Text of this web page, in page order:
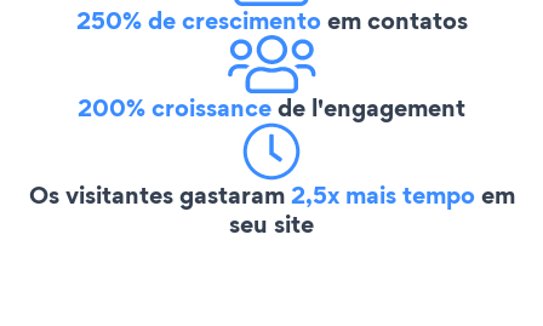
250% de crescimentoem contatos
200% croissancede l'engagement
Os visitantes gastaram2,5x mais tempoem
seu site